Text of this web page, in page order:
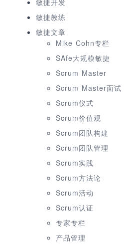
敏捷开发
敏捷教练
敏捷文章
Mike Cohn专栏
SAfe大规模敏捷
Scrum Master
Scrum Master面试
Scrum仪式
Scrum价值观
Scrum团队构建
Scrum团队管理
Scrum实践
Scrum方法论
Scrum活动
Scrum认证
专家专栏
产品管理